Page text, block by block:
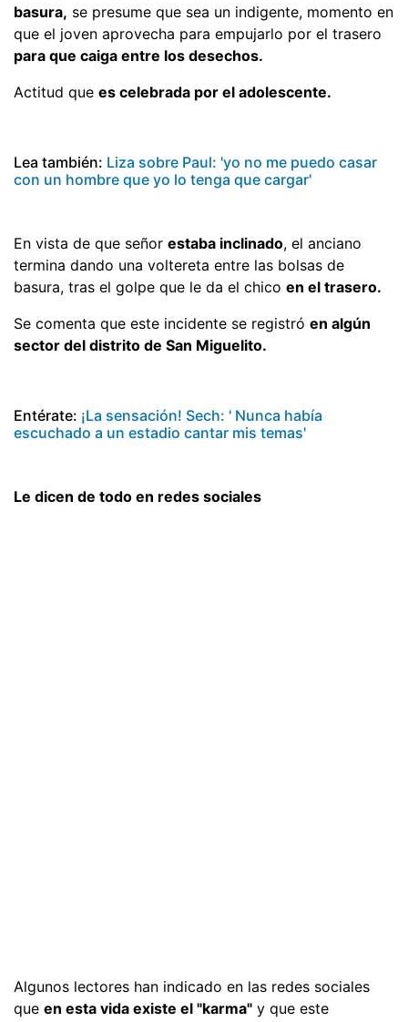
basura, se presume que sea un indigente, momento en
que el joven aprovecha para empujarlo por el trasero
para que caiga entre los desechos.
Actitud que es celebrada por el adolescente.
Lea también: Liza sobre Paul: 'yo no me puedo casar
con un hombre que yo lo tenga que cargar'
En vista de que señor estaba inclinado, el anciano
termina dando una voltereta entre las bolsas de
basura, tras el golpe que le da el chico en el trasero.
Se comenta que este incidente se registró en algún
sector del distrito de San Miguelito.
Entérate: ¡La sensación! Sech: ' Nunca había
escuchado a un estadio cantar mis temas'
Le dicen de todo en redes sociales
Algunos lectores han indicado en las redes sociales
que en esta vida existe el "karma" y que este